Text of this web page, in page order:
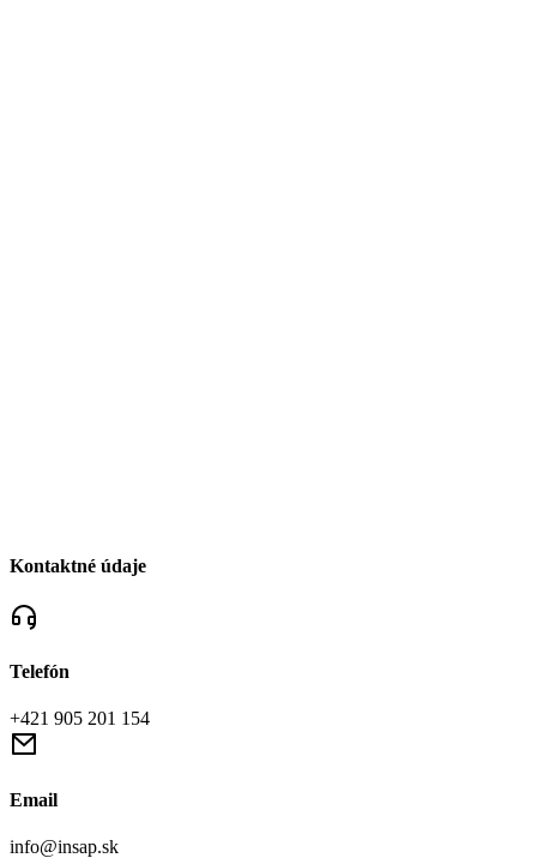
Kontaktné údaje
Telefón
+421 905 201 154
Email
info@insap.sk